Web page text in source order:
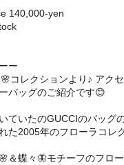
140,000-yen
ー
コレクションより♪ アク
バッグのご紹介です😊
ていたのGUCCIのバッグ
た2005年のフローラコレ
＆蝶々🦋モチーフのフロ